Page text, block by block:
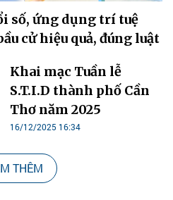
số, ứng dụng trí tuệ
cử hiệu quả, đúng luật
Khai mạc Tuần lễ
S.T.I.D thành phố Cần
Thơ năm 2025
16/12/2025 16:34
THÊM